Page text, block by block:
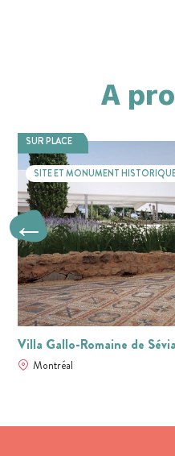
A
SITE ET MONUMENT
Villa Gallo-Romaine de
Montréal
SUR PLACE